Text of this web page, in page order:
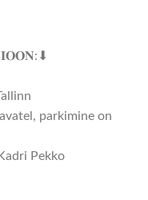
parkimine on
Pekko